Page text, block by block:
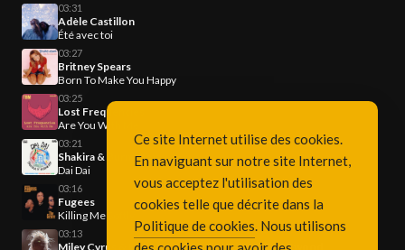
03:31
Adèle Castillon
Été avec toi
03:27
Britney Spears
Born To Make You Happy
03:25
Lost Frequencies
Are You With Me
03:21
Shakira & Burna Boy
Dai Dai
03:16
Fugees
Killing Me Softly
03:13
Miley Cyrus & Lindsey Buckingham & Mick Fleetwood
Ce site Internet utilise des cookies.
En naviguant sur notre site Internet,
vous acceptez l'utilisation des
cookies telle que décrite dans la
Politique de cookies. Nous utilisons